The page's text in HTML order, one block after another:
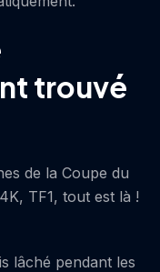
trouvé
de la Coupe du
TF1, tout est là !
lâché pendant les